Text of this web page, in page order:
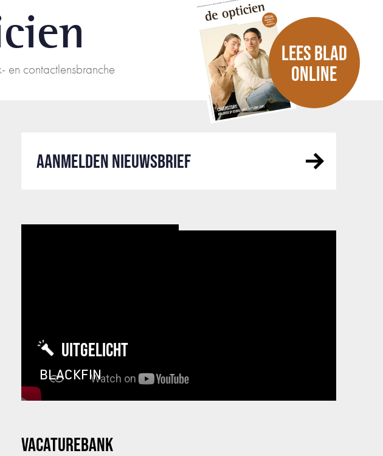
en contactlensbranche
LEES BLAD
ONLINE
AANMELDEN NIEUWSBRIEF
UITGELICHT
BLACKFIN
VACATUREBANK